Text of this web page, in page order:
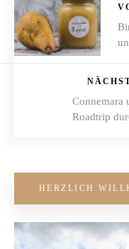
Connemara
Roadtrip
HERZLICH